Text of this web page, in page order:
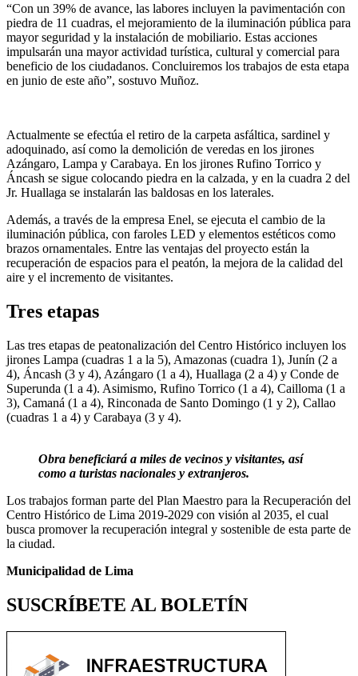
“Con un 39% de avance, las labores incluyen la pavimentación con
piedra de 11 cuadras, el mejoramiento de la iluminación pública para
mayor seguridad y la instalación de mobiliario. Estas acciones
impulsarán una mayor actividad turística, cultural y comercial para
beneficio de los ciudadanos. Concluiremos los trabajos de esta etapa
en junio de este año”, sostuvo Muñoz.
Actualmente se efectúa el retiro de la carpeta asfáltica, sardinel y
adoquinado, así como la demolición de veredas en los jirones
Azángaro, Lampa y Carabaya. En los jirones Rufino Torrico y
Áncash se sigue colocando piedra en la calzada, y en la cuadra 2 del
Jr. Huallaga se instalarán las baldosas en los laterales.
Además, a través de la empresa Enel, se ejecuta el cambio de la
iluminación pública, con faroles LED y elementos estéticos como
brazos ornamentales. Entre las ventajas del proyecto están la
recuperación de espacios para el peatón, la mejora de la calidad del
aire y el incremento de visitantes.
Tres etapas
Las tres etapas de peatonalización del Centro Histórico incluyen los
jirones Lampa (cuadras 1 a la 5), Amazonas (cuadra 1), Junín (2 a
4), Áncash (3 y 4), Azángaro (1 a 4), Huallaga (2 a 4) y Conde de
Superunda (1 a 4). Asimismo, Rufino Torrico (1 a 4), Cailloma (1 a
3), Camaná (1 a 4), Rinconada de Santo Domingo (1 y 2), Callao
(cuadras 1 a 4) y Carabaya (3 y 4).
Obra beneficiará a miles de vecinos y visitantes, así
como a turistas nacionales y extranjeros.
Los trabajos forman parte del Plan Maestro para la Recuperación del
Centro Histórico de Lima 2019-2029 con visión al 2035, el cual
busca promover la recuperación integral y sostenible de esta parte de
la ciudad.
Municipalidad de Lima
SUSCRÍBETE AL BOLETÍN